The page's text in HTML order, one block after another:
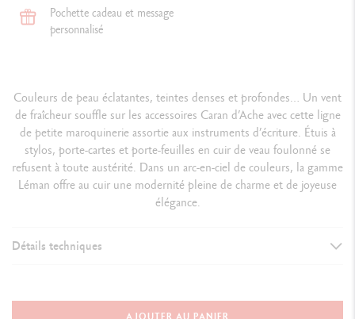
Pochette cadeau et message
personnalisé
Couleurs de peau éclatantes, teintes denses et profondes… Un vent
de fraîcheur souffle sur les accessoires Caran d’Ache avec cette ligne
de petite maroquinerie assortie aux instruments d’écriture. Étuis à
stylos, porte-cartes et porte-feuilles en cuir de veau foulonné se
refusent à toute austérité. Dans un arc-en-ciel de couleurs, la gamme
Léman offre au cuir une modernité pleine de charme et de joyeuse
élégance.
Détails techniques
Attributs : métal palladié